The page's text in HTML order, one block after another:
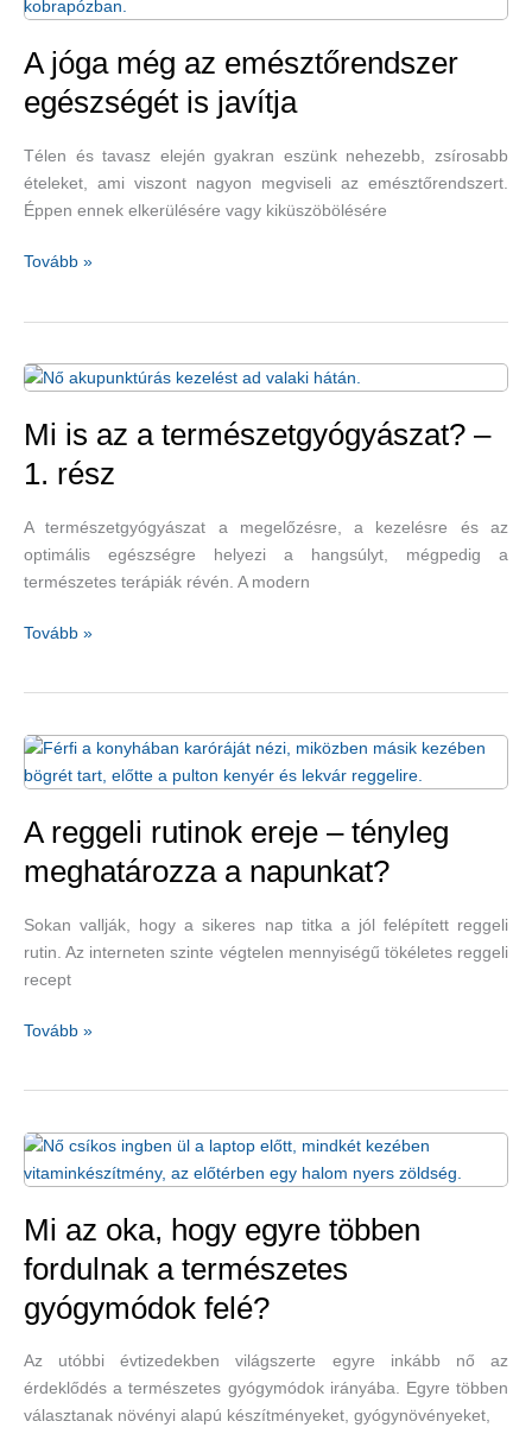
A jóga még az emésztőrendszer
egészségét is javítja
Télen és tavasz elején gyakran eszünk nehezebb, zsírosabb
ételeket, ami viszont nagyon megviseli az emésztőrendszert.
Éppen ennek elkerülésére vagy kiküszöbölésére
A
emésztőrendszer
egészségét
is
Tovább »
Mi is az a természetgyógyászat? –
1. rész
A természetgyógyászat a megelőzésre, a kezelésre és az
optimális egészségre helyezi a hangsúlyt, mégpedig a
természetes terápiák révén. A modern
Mi
természetgyógyászat?
–
rész
Tovább »
A reggeli rutinok ereje – tényleg
meghatározza a napunkat?
Sokan vallják, hogy a sikeres nap titka a jól felépített reggeli
rutin. Az interneten szinte végtelen mennyiségű tökéletes reggeli
recept
A
–
tényleg
a
Tovább »
Mi az oka, hogy egyre többen
fordulnak a természetes
gyógymódok felé?
Az utóbbi évtizedekben világszerte egyre inkább nő az
érdeklődés a természetes gyógymódok irányába. Egyre többen
választanak növényi alapú készítményeket, gyógynövényeket,